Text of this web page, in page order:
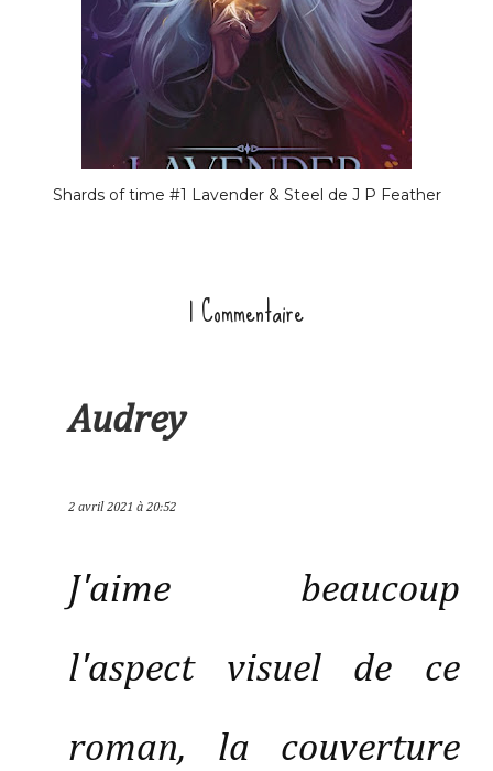
Shards of time #1 Lavender & Steel de J P Feather
1 Commentaire
Audrey
2 avril 2021 à 20:52
J'aime beaucoup
l'aspect visuel de ce
roman, la couverture